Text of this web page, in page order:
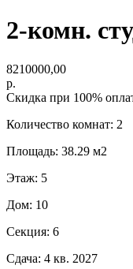
2-комн.
8210000,00
р.
Скидка при 100%
Количество комнат: 2
Площадь: 38.29 м2
Этаж: 5
Дом: 10
Секция: 6
Сдача: 4 кв. 2027